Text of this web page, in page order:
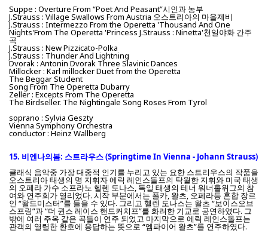
Suppe : Overture From “Poet And Peasant”시인과 농부
J.Strauss : Village Swallows From Austria 오스트리아의 마을제비
J.Strauss : Intermezzo From the Operetta 'Thousand And One
Nights'From The Operetta 'Princess J.Strauss : Ninetta'천일야화 간주
곡
J.Strauss : New Pizzicato-Polka
J.Strauss : Thunder And Lightning
Dvorak : Antonin Dvorak Three Slavinic Dances
Millocker : Karl millocker Duet from the Operetta
The Beggar Student
Song From The Operetta Dubarry
Zeller : Excepts From The Operetta
The Birdseller. The Nightingale Song Roses From Tyrol
soprano : Sylvia Geszty
Vienna Symphony Orchestra
conductor : Heinz Wallberg
15. 비엔나의봄: 스트라우스 (Springtime In Vienna - Johann Strauss)
클래식 음악중 가장 대중적 인기를 누리고 있는 요한 스트리우스의 작품을
오스트리아 태생의 명 지휘자 에릭 레인스돌프의 탁월한 지휘와 미국 태생
의 오페라 가수 소프라노 헬렌 도나스, 독일 태생의 테너 워너홀위그의 참
여와 연주회가 열리었다. 시작 부분에서는 폴카, 왈츠, 오페라등 혼합 장르
인 “왈드미스터”를 들을 수 있다. 그리고 헬렌 도나스는 왈츠 “보이스오브
스프링”과 “더 퀸스 레이스 핸드커치프”를 화려한 기교로 공연하였다. 그
밖에 여러 주옥 같은 곡들이 연주 되었고 마지막으로 에릭 레인스돌프는
관객의 열렬한 환호에 응답하는 뜻으로 “엠파이어 왈츠”를 연주하였다.